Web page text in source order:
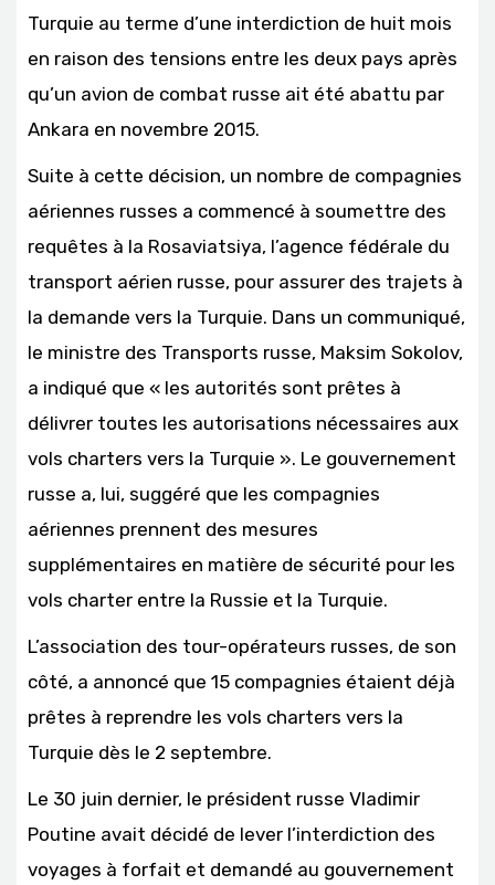
Turquie au terme d’une interdiction de huit mois
en raison des tensions entre les deux pays après
qu’un avion de combat russe ait été abattu par
Ankara en novembre 2015.
Suite à cette décision, un nombre de compagnies
aériennes russes a commencé à soumettre des
requêtes à la Rosaviatsiya, l’agence fédérale du
transport aérien russe, pour assurer des trajets à
la demande vers la Turquie. Dans un communiqué,
le ministre des Transports russe, Maksim Sokolov,
a indiqué que « les autorités sont prêtes à
délivrer toutes les autorisations nécessaires aux
vols charters vers la Turquie ». Le gouvernement
russe a, lui, suggéré que les compagnies
aériennes prennent des mesures
supplémentaires en matière de sécurité pour les
vols charter entre la Russie et la Turquie.
L’association des tour-opérateurs russes, de son
côté, a annoncé que 15 compagnies étaient déjà
prêtes à reprendre les vols charters vers la
Turquie dès le 2 septembre.
Le 30 juin dernier, le président russe Vladimir
Poutine avait décidé de lever l’interdiction des
voyages à forfait et demandé au gouvernement